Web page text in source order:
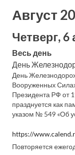
Август
Четверг, 6
Весь день
День
День
Вооруженных
Президента РФ от
празднуется как
указом № 549 «Об
https://
Повторяется